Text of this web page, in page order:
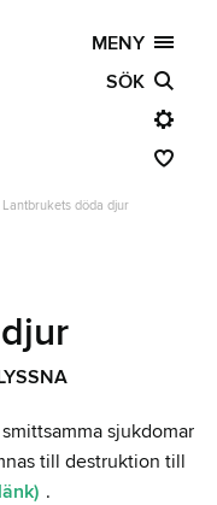
MENY
SÖK
Lantbrukets döda djur
sjukdomar
till destruktion till
.